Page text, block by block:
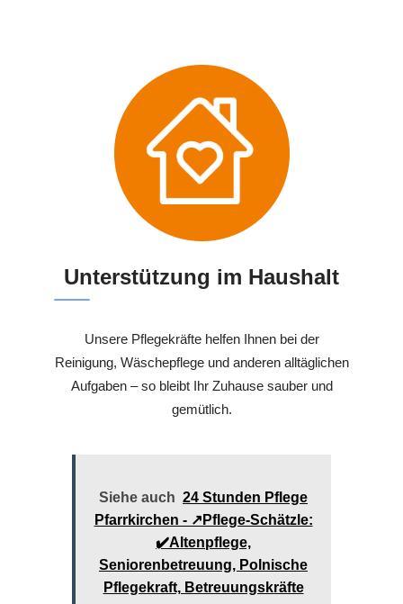
Unterstützung im Haushalt
Unsere Pflegekräfte helfen Ihnen bei der
Reinigung, Wäschepflege und anderen alltäglichen
Aufgaben – so bleibt Ihr Zuhause sauber und
gemütlich.
Siehe auch 24 Stunden Pflege
Pfarrkirchen - ↗️Pflege-Schätzle:
✔️Altenpflege,
Seniorenbetreuung, Polnische
Pflegekraft, Betreuungskräfte